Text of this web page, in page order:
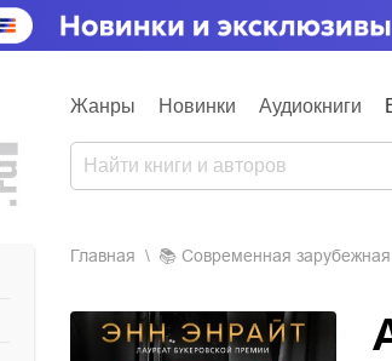
Жанры Новинки Аудиокниги
Главная 📚 современная